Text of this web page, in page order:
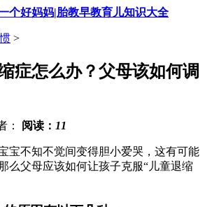
>
症怎么办？父母该如何调
： 阅读： 11
宝不知不觉间变得胆小爱哭，这有可能
么父母应该如何让孩子克服“儿童退缩